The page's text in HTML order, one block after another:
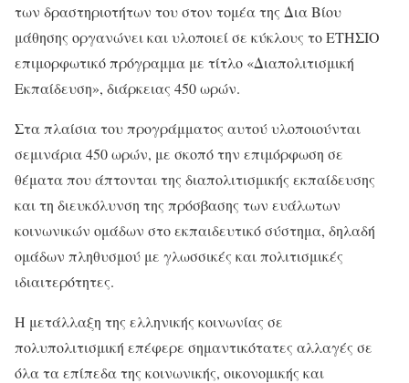
των δραστηριοτήτων του στον τομέα της Δια Βίου
μάθησης οργανώνει και υλοποιεί σε κύκλους το ΕΤΗΣΙΟ
επιμορφωτικό πρόγραμμα με τίτλο «Διαπολιτισμική
Εκπαίδευση», διάρκειας 450 ωρών.
Στα πλαίσια του προγράμματος αυτού υλοποιούνται
σεμινάρια 450 ωρών, με σκοπό την επιμόρφωση σε
θέματα που άπτονται της διαπολιτισμικής εκπαίδευσης
και τη διευκόλυνση της πρόσβασης των ευάλωτων
κοινωνικών ομάδων στο εκπαιδευτικό σύστημα, δηλαδή
ομάδων πληθυσμού με γλωσσικές και πολιτισμικές
ιδιαιτερότητες.
Η μετάλλαξη της ελληνικής κοινωνίας σε
πολυπολιτισμική επέφερε σημαντικότατες αλλαγές σε
όλα τα επίπεδα της κοινωνικής, οικονομικής και